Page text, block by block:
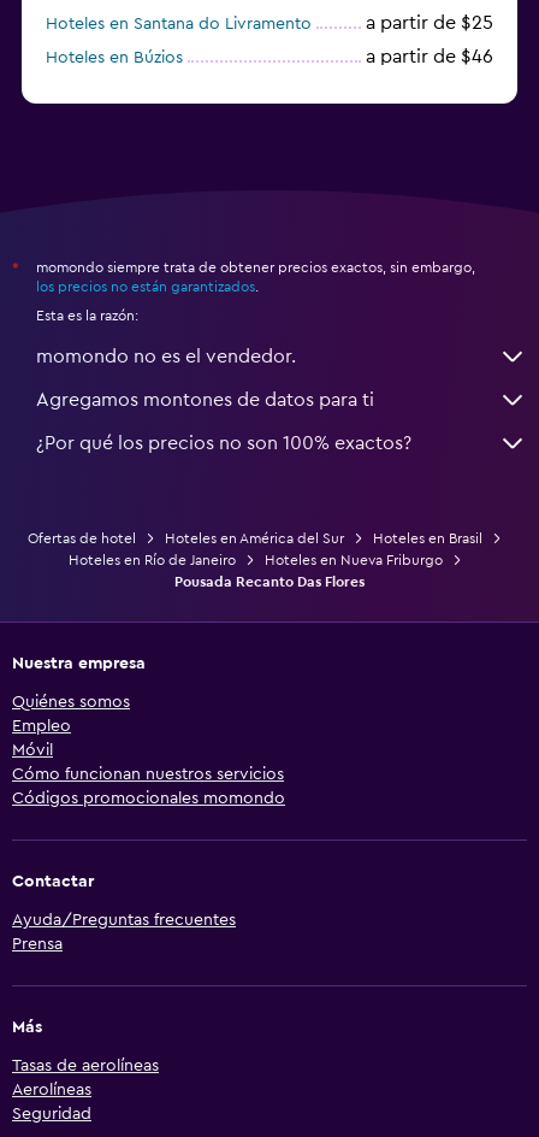
Hoteles en Santana do Livramento a partir de $25
Hoteles en Búzios a partir de $46
*
momondo siempre trata de obtener precios exactos, sin embargo,
los precios no están garantizados
Esta es la razón:
momondo no es el vendedor.
Agregamos montones de datos para ti
¿Por qué los precios no son 100% exactos?
Ofertas de hotel Hoteles en América del Sur
Hoteles en Brasil
Hoteles en Río de Janeiro
Hoteles en Nueva Friburgo
Pousada Recanto Das Flores
Nuestra empresa
Quiénes somos
Empleo
Móvil
Cómo funcionan nuestros servicios
Códigos promocionales momondo
Contactar
Ayuda/Preguntas frecuentes
Prensa
Más
Tasas de aerolíneas
Aerolíneas
Seguridad